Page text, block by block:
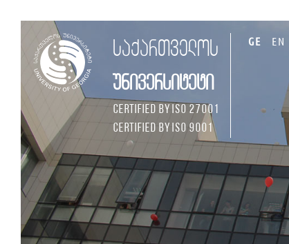
საქართველოს
უნივერსიტეტი
Certified by ISO 27001
Certified by ISO 9001
GE EN